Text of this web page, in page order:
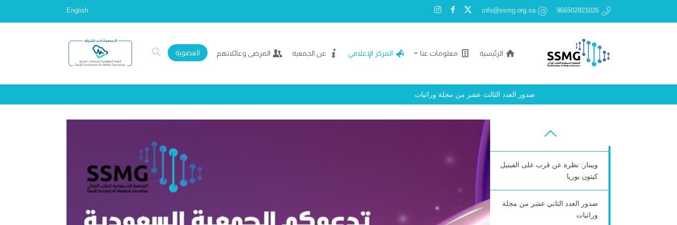
966502821026
info@ssmg.org.sa
English
الرئيسية معلومات عنا المركز الإعلامي عن الجمعية المرضى وعائلاتهم العضوية
صدور العدد الثالث عشر من مجلة وراثيات
Diagnostic and Therapeutics
ويبنار: نظرة عن قرب على الفينيل
كيتون يوريا
صدور العدد الثاني عشر من مجلة
وراثيات